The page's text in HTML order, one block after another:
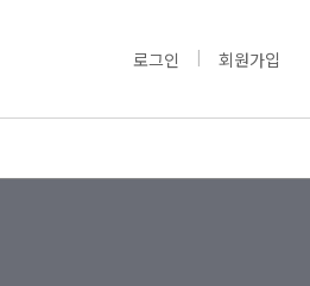
로그인 회원가입